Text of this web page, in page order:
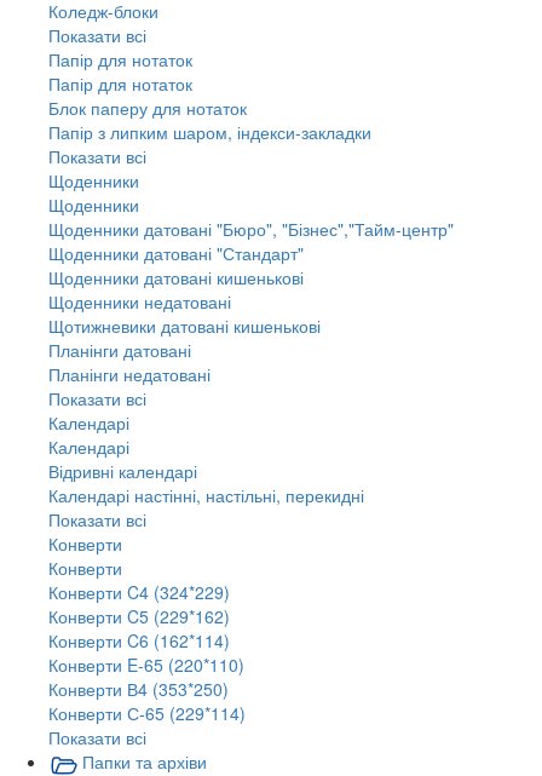
Коледж-блоки
Показати всі
Папір для нотаток
Папір для нотаток
Блок паперу для нотаток
Папір з липким шаром, індекси-закладки
Показати всі
Щоденники
Щоденники
Щоденники датовані "Бюро", "Бізнес","Тайм-центр"
Щоденники датовані "Стандарт"
Щоденники датовані кишенькові
Щоденники недатовані
Щотижневики датовані кишенькові
Планінги датовані
Планінги недатовані
Показати всі
Календарі
Календарі
Відривні календарі
Календарі настінні, настільні, перекидні
Показати всі
Конверти
Конверти
Конверти C4 (324*229)
Конверти C5 (229*162)
Конверти C6 (162*114)
Конверти E-65 (220*110)
Конверти В4 (353*250)
Конверти С-65 (229*114)
Показати всі
Папки та архіви